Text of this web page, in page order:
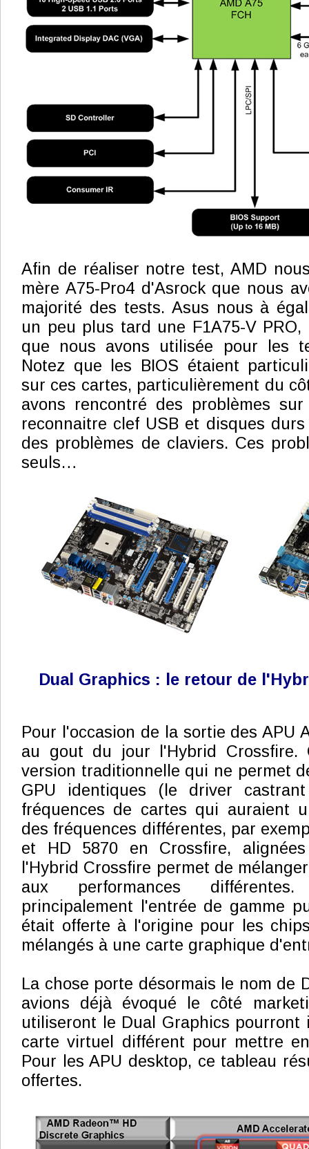
Afin de réaliser notre test, AMD
mère A75-Pro4 d'Asrock que nous
majorité des tests. Asus nous à
un peu plus tard une F1A75-V
que nous avons utilisée pour les
Notez que les BIOS étaient
sur ces cartes, particulièrement du
avons rencontré des problèmes
reconnaitre clef USB et disques
des problèmes de claviers. Ces
seuls…
Dual Graphics : le retour de
Pour l'occasion de la sortie des APU
au gout du jour l'Hybrid Crossfire.
version traditionnelle qui ne permet
GPU identiques (le driver
fréquences de cartes qui auraient
des fréquences différentes, par
et HD 5870 en Crossfire,
l'Hybrid Crossfire permet de
aux performances
principalement l'entrée de gamme
était offerte à l'origine pour les
mélangés à une carte graphique
La chose porte désormais le nom de
avions déjà évoqué le côté
utiliseront le Dual Graphics pourront
carte virtuel différent pour mettre
Pour les APU desktop, ce tableau
offertes.